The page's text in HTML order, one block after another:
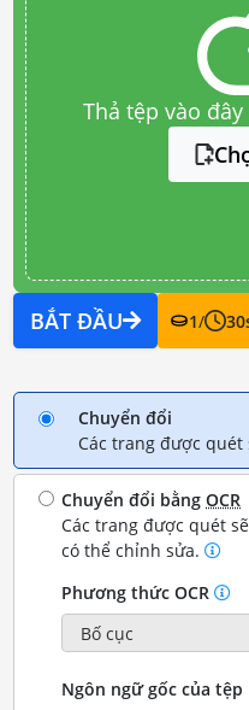
Thả tệp vào
BẮT ĐẦU 1/ 30
Chuyển đổi
Các trang được
Chuyển đổi bằngOCR
Các trang được quét
có thể chỉnh sửa.
Phương thức OCR
Ngôn ngữ gốc của tệp